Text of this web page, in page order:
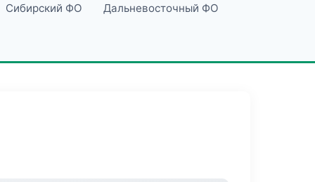
Сибирский ФО Дальневосточный ФО